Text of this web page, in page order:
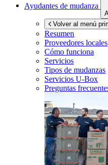
Ayudantes de mudanza
Volver al menú
Resumen
Proveedores locales
Cómo funciona
Servicios
Tipos de mudanzas
Servicios U-Box
Preguntas